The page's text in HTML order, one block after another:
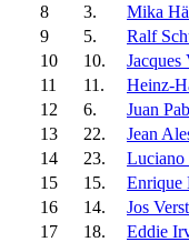
8
3. Mika
9
5. Ralf
10
10.
11
11. Heinz-
12
6. Juan
13
22. Jean
14
23. Luciano
15
15. Enrique
16
14. Jos
17
18. Eddie